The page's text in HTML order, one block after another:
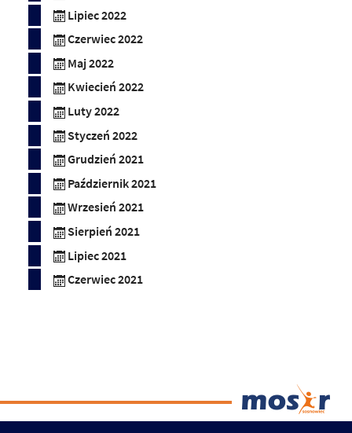
Lipiec 2022
Czerwiec 2022
Maj 2022
Kwiecień 2022
Luty 2022
Styczeń 2022
Grudzień 2021
Październik 2021
Wrzesień 2021
Sierpień 2021
Lipiec 2021
Czerwiec 2021